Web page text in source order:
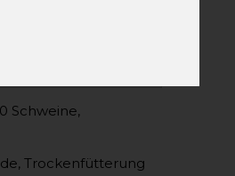
Schweine,
Trockenfütterung